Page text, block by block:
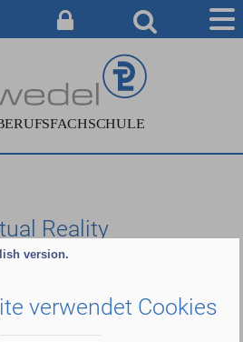
Reality
wird vorwiegend für die praktische
Lehrveranstaltungen genutzt. Es
aber auch für ihre Studienarbeiten in
version.
verwendet Cookies